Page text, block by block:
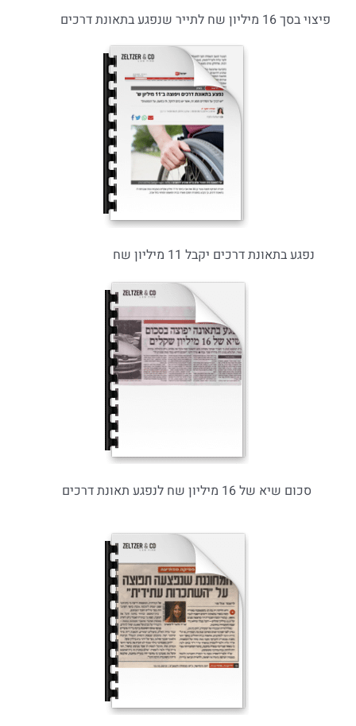
פיצוי בסך 16 מיליון שח לתייר שנפגע בתאונת דרכים
נפגע בתאונת דרכים יקבל 11 מיליון שח
סכום שיא של 16 מיליון שח לנפגע תאונת דרכים